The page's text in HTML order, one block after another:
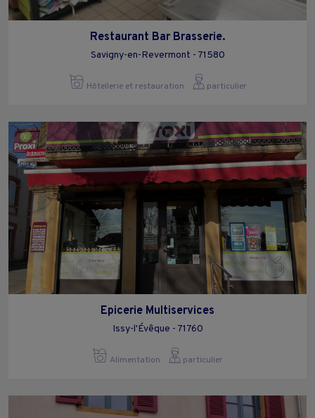
Restaurant Bar Brasserie.
Savigny-en-Revermont - 71580
Hôtellerie et restauration particulier
Epicerie Multiservices
Issy-l'Évêque - 71760
Alimentation particulier